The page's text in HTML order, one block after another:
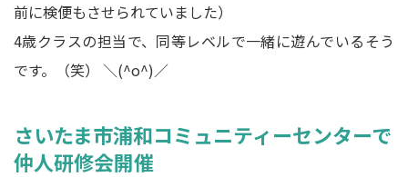
前に検便もさせられていました）
4歳クラスの担当で、同等レベルで一緒に遊んでいるそう
です。（笑） ＼(^o^)／
さいたま市浦和コミュニティーセンターで
仲人研修会開催